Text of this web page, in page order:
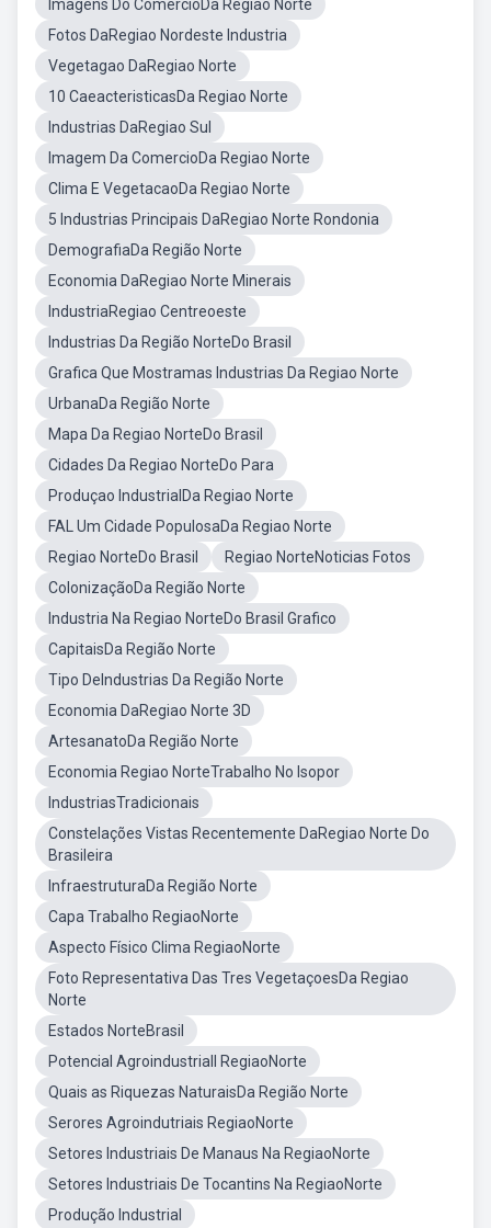
Imagens Do ComercioDa Regiao Norte
Fotos DaRegiao Nordeste Industria
Vegetagao DaRegiao Norte
10 CaeacteristicasDa Regiao Norte
Industrias DaRegiao Sul
Imagem Da ComercioDa Regiao Norte
Clima E VegetacaoDa Regiao Norte
5 Industrias Principais DaRegiao Norte Rondonia
DemografiaDa Região Norte
Economia DaRegiao Norte Minerais
IndustriaRegiao Centreoeste
Industrias Da Região NorteDo Brasil
Grafica Que Mostramas Industrias Da Regiao Norte
UrbanaDa Região Norte
Mapa Da Regiao NorteDo Brasil
Cidades Da Regiao NorteDo Para
Produçao IndustrialDa Regiao Norte
FAL Um Cidade PopulosaDa Regiao Norte
Regiao NorteDo Brasil
Regiao NorteNoticias Fotos
ColonizaçãoDa Região Norte
Industria Na Regiao NorteDo Brasil Grafico
CapitaisDa Região Norte
Tipo DeIndustrias Da Região Norte
Economia DaRegiao Norte 3D
ArtesanatoDa Região Norte
Economia Regiao NorteTrabalho No Isopor
IndustriasTradicionais
Constelações Vistas Recentemente DaRegiao Norte Do
Brasileira
InfraestruturaDa Região Norte
Capa Trabalho RegiaoNorte
Aspecto Físico Clima RegiaoNorte
Foto Representativa Das Tres VegetaçoesDa Regiao
Norte
Estados NorteBrasil
Potencial Agroindustriall RegiaoNorte
Quais as Riquezas NaturaisDa Região Norte
Serores Agroindutriais RegiaoNorte
Setores Industriais De Manaus Na RegiaoNorte
Setores Industriais De Tocantins Na RegiaoNorte
Produção Industrial